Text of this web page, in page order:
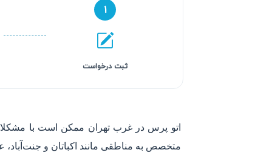
۱
ثبت درخواست
اتو پرس در غرب تهران ممکن است با
متخصص به مناطقی مانند اکباتان و